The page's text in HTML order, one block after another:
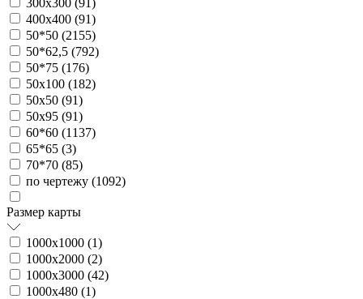
400х400 (91)
50*50 (2155)
50*62,5 (792)
50*75 (176)
50х100 (182)
50х50 (91)
50х95 (91)
60*60 (1137)
65*65 (3)
70*70 (85)
по чертежу (1092)
Размер карты
1000х1000 (1)
1000х2000 (2)
1000х3000 (42)
1000х480 (1)